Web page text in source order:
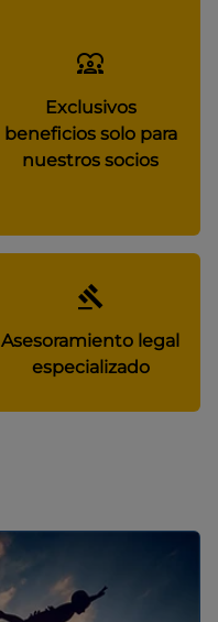
Exclusivos
beneficios solo para
nuestros socios
Asesoramiento legal
especializado